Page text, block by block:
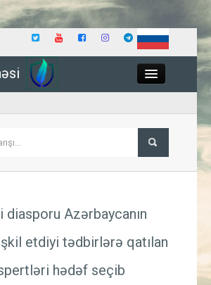
İqtisadiyyat
diasporu Azərbaycanın
etdiyi tədbirlərə qatılan
hədəf seçib